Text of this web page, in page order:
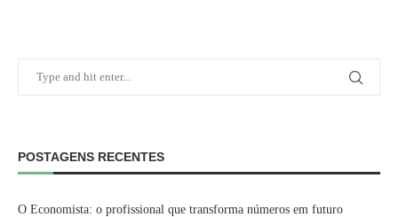
POSTAGENS RECENTES
O Economista: o profissional que transforma números em futuro